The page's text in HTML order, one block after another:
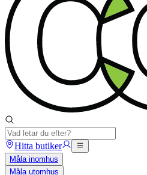
Hitta butiker
Måla inomhus
Måla utomhus